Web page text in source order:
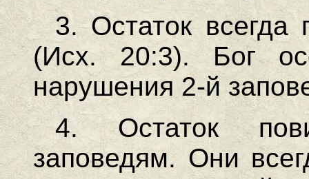
3. Остаток всегда
(Исх. 20:3). Бог
нарушения 2-й
4. Остаток
заповедям. Они